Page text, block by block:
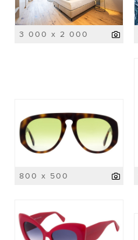
3 000 x 2 000
800 x 500